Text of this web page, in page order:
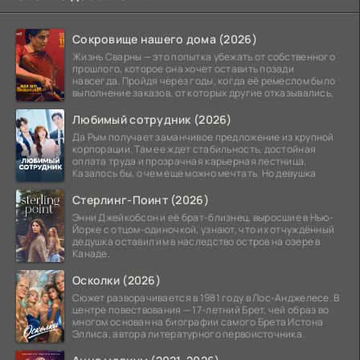
Сокровище нашего дома (2026)
Жизнь Сварны — это попытка убежать от собственного
прошлого, которое она хочет оставить позади
навсегда. Пройдя через годы, когда её ремеслом было
выполнение заказов, от которых другие отказывались,
Любимый сотрудник (2026)
Да Рым получает заманчивое предложение из крупной
корпорации. Там ее ждет стабильность, достойная
оплата труда и прозрачная карьерная лестница.
Казалось бы, о чем еще можно мечтать. Но девушка
Стерлинг-Поинт (2026)
Энни Джейкобсон и её брат-близнец, выросшие в Нью-
Йорке с отцом-одиночкой, узнают, что их отчуждённый
дедушка оставил им в наследство остров на озере в
Канаде.
Осколки (2026)
Сюжет разворачивается в 1981 году в Лос-Анджелесе. В
центре повествования — 17-летний Брет, чей образ во
многом основан на биографии самого Брета Истона
Эллиса, автора литературного первоисточника.